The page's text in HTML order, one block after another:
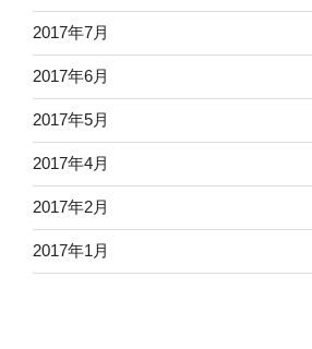
2017年7月
2017年6月
2017年5月
2017年4月
2017年2月
2017年1月